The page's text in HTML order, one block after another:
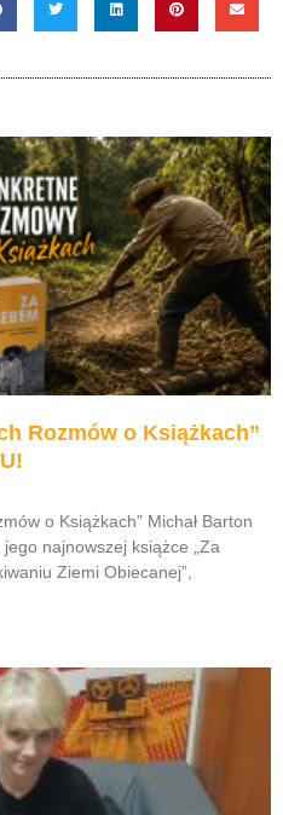
Rozmów o Książkach”
o Książkach” Michał Barton
najnowszej książce „Za
Ziemi Obiecanej”,